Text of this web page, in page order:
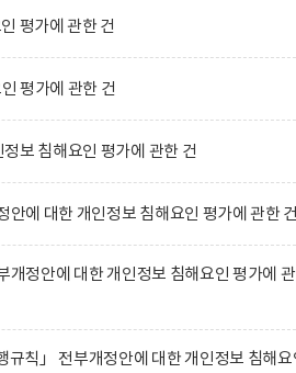
평가에 관한 건
평가에 관한 건
보 침해요인 평가에 관한 건
안에 대한 개인정보 침해요인 평가에 관한
개정안에 대한 개인정보 침해요인 평가에
규칙」 전부개정안에 대한 개인정보 침해